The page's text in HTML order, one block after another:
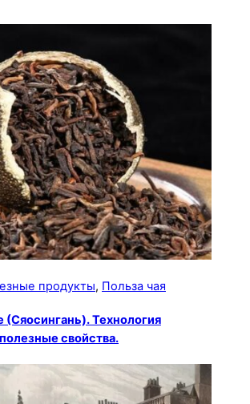
продукты, Польза чая
(Сяосингань). Технология
свойства.